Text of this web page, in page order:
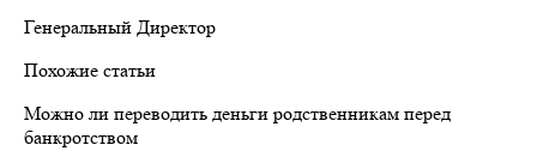
Генеральный Директор
Похожие статьи
Можно ли переводить деньги родственникам перед
банкротством